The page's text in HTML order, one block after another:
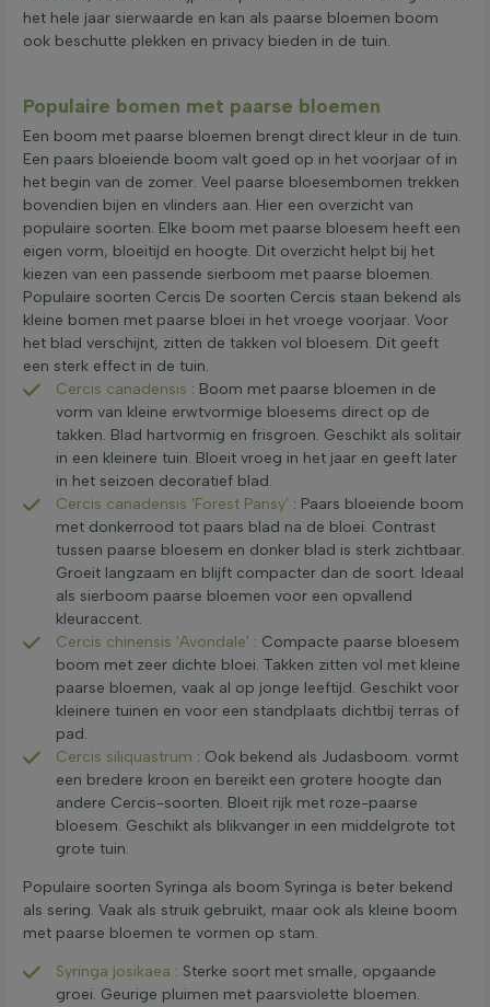
het hele jaar sierwaarde en kan als paarse bloemen boom
ook beschutte plekken en privacy bieden in de tuin.
Populaire bomen met paarse bloemen
Een boom met paarse bloemen brengt direct kleur in de tuin.
Een paars bloeiende boom valt goed op in het voorjaar of in
het begin van de zomer. Veel paarse bloesembomen trekken
bovendien bijen en vlinders aan. Hier een overzicht van
populaire soorten. Elke boom met paarse bloesem heeft een
eigen vorm, bloeitijd en hoogte. Dit overzicht helpt bij het
kiezen van een passende sierboom met paarse bloemen.
Populaire soorten Cercis De soorten Cercis staan bekend als
kleine bomen met paarse bloei in het vroege voorjaar. Voor
het blad verschijnt, zitten de takken vol bloesem. Dit geeft
een sterk effect in de tuin.
Cercis canadensis : Boom met paarse bloemen in de
vorm van kleine erwtvormige bloesems direct op de
takken. Blad hartvormig en frisgroen. Geschikt als solitair
in een kleinere tuin. Bloeit vroeg in het jaar en geeft later
in het seizoen decoratief blad.
Cercis canadensis 'Forest Pansy' : Paars bloeiende boom
met donkerrood tot paars blad na de bloei. Contrast
tussen paarse bloesem en donker blad is sterk zichtbaar.
Groeit langzaam en blijft compacter dan de soort. Ideaal
als sierboom paarse bloemen voor een opvallend
kleuraccent.
Cercis chinensis 'Avondale' : Compacte paarse bloesem
boom met zeer dichte bloei. Takken zitten vol met kleine
paarse bloemen, vaak al op jonge leeftijd. Geschikt voor
kleinere tuinen en voor een standplaats dichtbij terras of
pad.
Cercis siliquastrum : Ook bekend als Judasboom. vormt
een bredere kroon en bereikt een grotere hoogte dan
andere Cercis-soorten. Bloeit rijk met roze-paarse
bloesem. Geschikt als blikvanger in een middelgrote tot
grote tuin.
Populaire soorten Syringa als boom Syringa is beter bekend
als sering. Vaak als struik gebruikt, maar ook als kleine boom
met paarse bloemen te vormen op stam.
Syringa josikaea : Sterke soort met smalle, opgaande
groei. Geurige pluimen met paarsviolette bloemen.